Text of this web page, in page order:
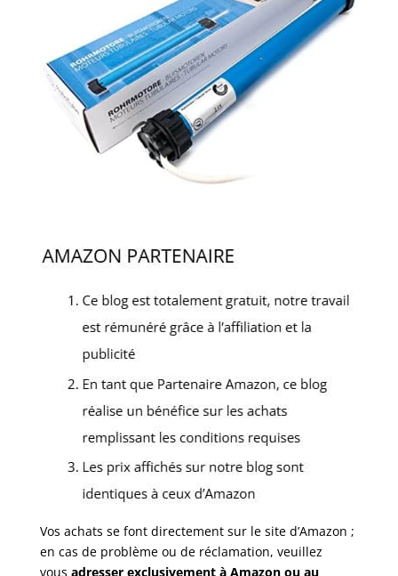
Vos achats se font directement sur le site d’Amazon ;
en cas de problème ou de réclamation, veuillez
vous adresser exclusivement à Amazon ou au